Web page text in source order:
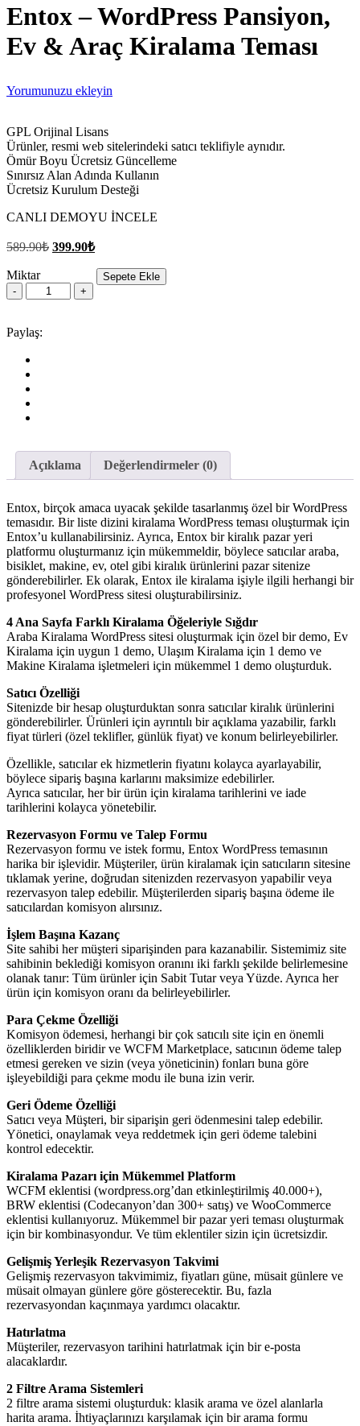
Entox – WordPress Pansiyon,
Ev & Araç Kiralama Teması
Yorumunuzu ekleyin
GPL Orijinal Lisans
Ürünler, resmi web sitelerindeki satıcı teklifiyle aynıdır.
Ömür Boyu Ücretsiz Güncelleme
Sınırsız Alan Adında Kullanın
Ücretsiz Kurulum Desteği
CANLI DEMOYU İNCELE
589.90₺ Orijinal
589.90₺.
399.90₺Şu
fiyat:
399.90₺.
Miktar
Entox
–
Pansiyon,
&
Araç
Kiralama
Teması
quantity
Sepete Ekle
Paylaş:
Açıklama Değerlendirmeler (0)
Entox, birçok amaca uyacak şekilde tasarlanmış özel bir WordPress
temasıdır. Bir liste dizini kiralama WordPress teması oluşturmak için
Entox’u kullanabilirsiniz. Ayrıca, Entox bir kiralık pazar yeri
platformu oluşturmanız için mükemmeldir, böylece satıcılar araba,
bisiklet, makine, ev, otel gibi kiralık ürünlerini pazar sitenize
gönderebilirler. Ek olarak, Entox ile kiralama işiyle ilgili herhangi bir
profesyonel WordPress sitesi oluşturabilirsiniz.
4 Ana Sayfa Farklı Kiralama Öğeleriyle Sığdır
Araba Kiralama WordPress sitesi oluşturmak için özel bir demo, Ev
Kiralama için uygun 1 demo, Ulaşım Kiralama için 1 demo ve
Makine Kiralama işletmeleri için mükemmel 1 demo oluşturduk.
Satıcı Özelliği
Sitenizde bir hesap oluşturduktan sonra satıcılar kiralık ürünlerini
gönderebilirler. Ürünleri için ayrıntılı bir açıklama yazabilir, farklı
fiyat türleri (özel teklifler, günlük fiyat) ve konum belirleyebilirler.
Özellikle, satıcılar ek hizmetlerin fiyatını kolayca ayarlayabilir,
böylece sipariş başına karlarını maksimize edebilirler.
Ayrıca satıcılar, her bir ürün için kiralama tarihlerini ve iade
tarihlerini kolayca yönetebilir.
Rezervasyon Formu ve Talep Formu
Rezervasyon formu ve istek formu, Entox WordPress temasının
harika bir işlevidir. Müşteriler, ürün kiralamak için satıcıların sitesine
tıklamak yerine, doğrudan sitenizden rezervasyon yapabilir veya
rezervasyon talep edebilir. Müşterilerden sipariş başına ödeme ile
satıcılardan komisyon alırsınız.
İşlem Başına Kazanç
Site sahibi her müşteri siparişinden para kazanabilir. Sistemimiz site
sahibinin beklediği komisyon oranını iki farklı şekilde belirlemesine
olanak tanır: Tüm ürünler için Sabit Tutar veya Yüzde. Ayrıca her
ürün için komisyon oranı da belirleyebilirler.
Para Çekme Özelliği
Komisyon ödemesi, herhangi bir çok satıcılı site için en önemli
özelliklerden biridir ve WCFM Marketplace, satıcının ödeme talep
etmesi gereken ve sizin (veya yöneticinin) fonları buna göre
işleyebildiği para çekme modu ile buna izin verir.
Geri Ödeme Özelliği
Satıcı veya Müşteri, bir siparişin geri ödenmesini talep edebilir.
Yönetici, onaylamak veya reddetmek için geri ödeme talebini
kontrol edecektir.
Kiralama Pazarı için Mükemmel Platform
WCFM eklentisi (wordpress.org’dan etkinleştirilmiş 40.000+),
BRW eklentisi (Codecanyon’dan 300+ satış) ve WooCommerce
eklentisi kullanıyoruz. Mükemmel bir pazar yeri teması oluşturmak
için bir kombinasyondur. Ve tüm eklentiler sizin için ücretsizdir.
Gelişmiş Yerleşik Rezervasyon Takvimi
Gelişmiş rezervasyon takvimimiz, fiyatları güne, müsait günlere ve
müsait olmayan günlere göre gösterecektir. Bu, fazla
rezervasyondan kaçınmaya yardımcı olacaktır.
Hatırlatma
Müşteriler, rezervasyon tarihini hatırlatmak için bir e-posta
alacaklardır.
2 Filtre Arama Sistemleri
2 filtre arama sistemi oluşturduk: klasik arama ve özel alanlarla
harita arama. İhtiyaçlarınızı karşılamak için bir arama formu